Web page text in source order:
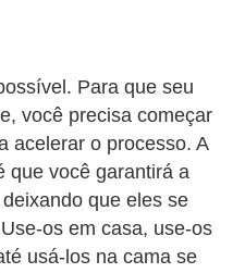
Para que seu
você precisa começar
acelerar o processo. A
que você garantirá a
que eles se
os em casa, use-os
usá-los na cama se